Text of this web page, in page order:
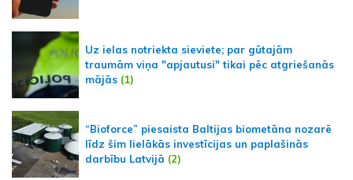
Uz ielas notriekta sieviete; par gūtajām
traumām viņa "apjautusi" tikai pēc atgriešanās
mājās (1)
“Bioforce” piesaista Baltijas biometāna nozarē
līdz šim lielākās investīcijas un paplašinās
darbību Latvijā (2)